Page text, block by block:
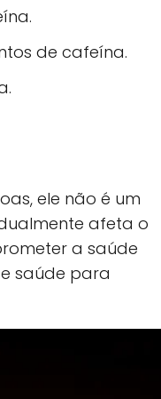
de cafeína.
ele não é um
afeta o
a saúde
saúde para